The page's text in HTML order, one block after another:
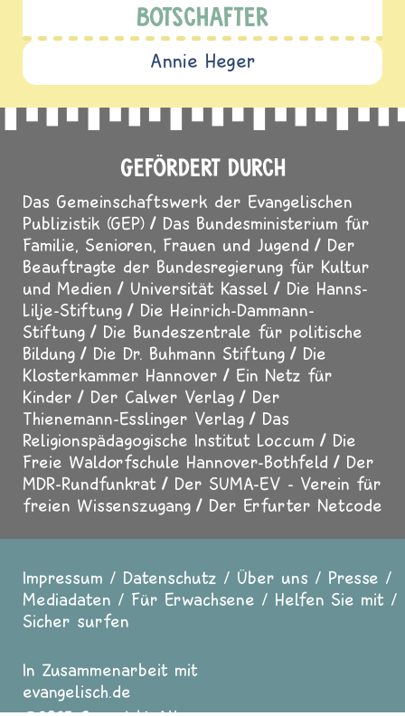
BOTSCHAFTER
Annie Heger
GEFÖRDERT DURCH
Das Gemeinschaftswerk der Evangelischen
Publizistik (GEP)
Das Bundesministerium für
Familie, Senioren, Frauen und Jugend
Der
Beauftragte der Bundesregierung für Kultur
und Medien
Universität Kassel
Die Hanns-
Lilje-Stiftung
Die Heinrich-Dammann-
Stiftung
Die Bundeszentrale für politische
Bildung
Die Dr. Buhmann Stiftung
Die
Klosterkammer Hannover
Ein Netz für
Kinder
Der Calwer Verlag
Der
Thienemann-Esslinger Verlag
Das
Religionspädagogische Institut Loccum
Die
Freie Waldorfschule Hannover-Bothfeld
Der
MDR-Rundfunkrat
Der SUMA-EV - Verein für
freien Wissenszugang
Der Erfurter Netcode
Fußzeile
Impressum Datenschutz Über uns
Presse
Mediadaten
Für Erwachsene
Helfen Sie mit
Sicher surfen
In Zusammenarbeit mit
evangelisch.de